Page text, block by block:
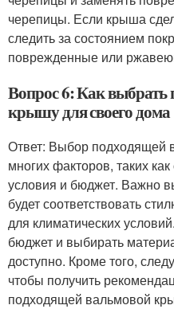
черепицы. Если крыша
следить за состоянием
поврежденные или
Вопрос 6: Как
крышу для своего дома
Ответ: Выбор подходящей
многих факторов, таких
условия и бюджет. Важно
будет соответствовать
для климатических
бюджет и выбирать
доступно. Кроме того,
чтобы получить
подходящей вальмовой